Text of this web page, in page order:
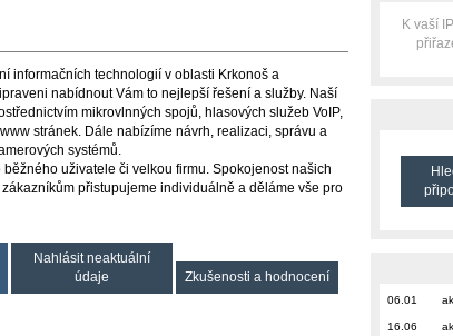
informačních technologií v oblasti Krkonoš a
nabídnout Vám to nejlepší řešení a služby. Naší
mikrovlnných spojů, hlasových služeb VoIP,
stránek. Dále nabízíme návrh, realizaci, správu a
systémů.
uživatele či velkou firmu. Spokojenost našich
přistupujeme individuálně a děláme vše pro
Nahlásit neaktuální
údaje
Zkušenosti a hodnocení
K vaší
06.01
16.06